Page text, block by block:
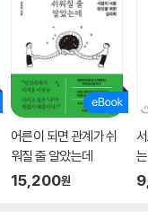
어른이 되면 관계가 쉬
워질 줄 알았는데
15,200원